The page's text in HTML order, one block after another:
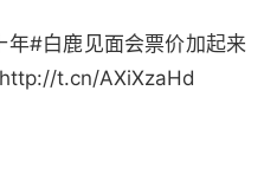
#白鹿见面会票价加起来
t.cn/AXiXzaHd